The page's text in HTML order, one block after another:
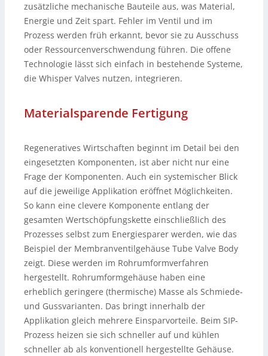
zusätzliche mechanische Bauteile aus, was Material,
Energie und Zeit spart. Fehler im Ventil und im
Prozess werden früh erkannt, bevor sie zu Ausschuss
oder Ressourcenverschwendung führen. Die offene
Technologie lässt sich einfach in bestehende Systeme,
die Whisper Valves nutzen, integrieren.
Materialsparende Fertigung
Regeneratives Wirtschaften beginnt im Detail bei den
eingesetzten Komponenten, ist aber nicht nur eine
Frage der Komponenten. Auch ein systemischer Blick
auf die jeweilige Applikation eröffnet Möglichkeiten.
So kann eine clevere Komponente entlang der
gesamten Wertschöpfungskette einschließlich des
Prozesses selbst zum Energiesparer werden, wie das
Beispiel der Membranventilgehäuse Tube Valve Body
zeigt. Diese werden im Rohrumformverfahren
hergestellt. Rohrumformgehäuse haben eine
erheblich geringere (thermische) Masse als Schmiede-
und Gussvarianten. Das bringt innerhalb der
Applikation gleich mehrere Einsparvorteile. Beim SIP-
Prozess heizen sie sich schneller auf und kühlen
schneller ab als konventionell hergestellte Gehäuse.